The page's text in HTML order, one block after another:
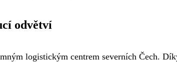
odvětví
logistickým centrem severních Čech.